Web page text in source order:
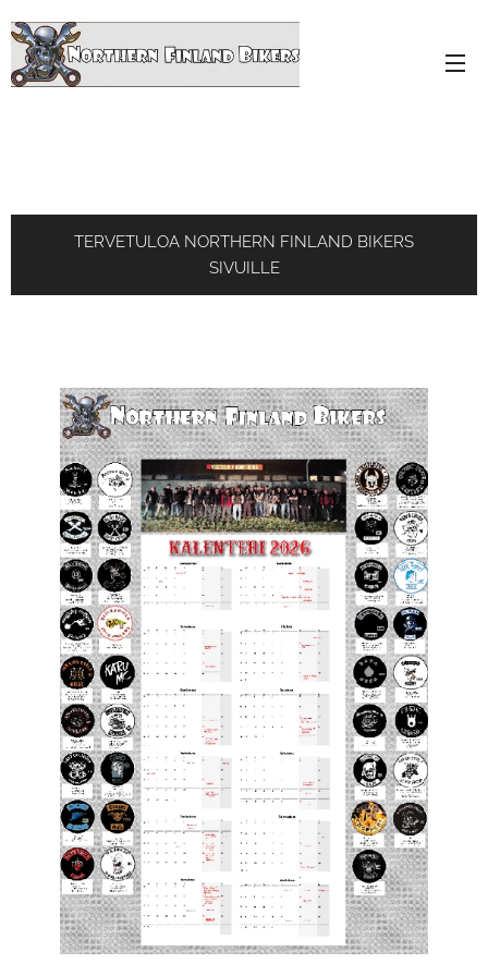
TERVETULOA NORTHERN FINLAND BIKERS
SIVUILLE